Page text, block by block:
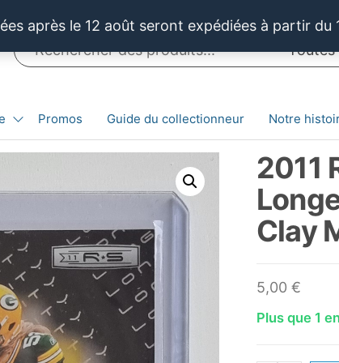
après le 12 août seront expédiées à partir
Promos Guide du collectionneur Notre
2011
Clay
5,00 €
Plus que 1